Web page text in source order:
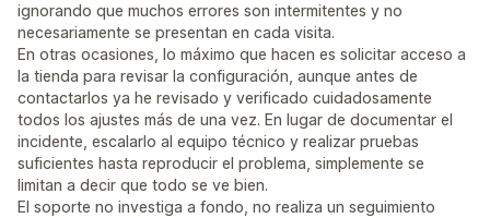
ignorando que muchos errores son intermitentes y no
necesariamente se presentan en cada visita.
En otras ocasiones, lo máximo que hacen es solicitar acceso a
la tienda para revisar la configuración, aunque antes de
contactarlos ya he revisado y verificado cuidadosamente
todos los ajustes más de una vez. En lugar de documentar el
incidente, escalarlo al equipo técnico y realizar pruebas
suficientes hasta reproducir el problema, simplemente se
limitan a decir que todo se ve bien.
El soporte no investiga a fondo, no realiza un seguimiento